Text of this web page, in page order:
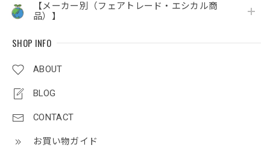
【メーカー別（フェアトレード・エシカル商
品）】
SHOP INFO
ABOUT
BLOG
CONTACT
お買い物ガイド